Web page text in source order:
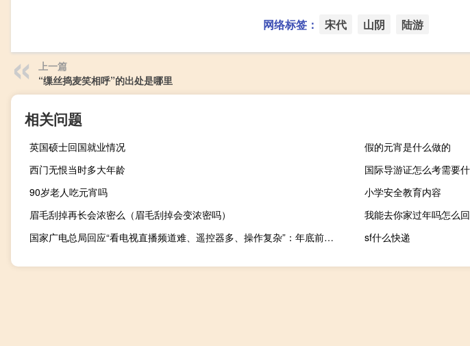
网络标签： 宋代 山阴 陆游
上一篇
“缫丝捣麦笑相呼”的出处是哪里
相关问题
英国硕士回国就业情况
假的元宵是什么做的
西门无恨当时多大年龄
国际导游证怎么考需要
90岁老人吃元宵吗
小学安全教育内容
眉毛刮掉再长会浓密么（眉毛刮掉会变浓密吗）
我能去你家过年吗怎么
国家广电总局回应“看电视直播频道难、遥控器多、操作复杂”：年底前超八成用户可实现开机就能看电视
sf什么快递